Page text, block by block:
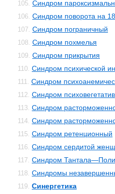
105. Синдром
106. Синдром поворота на
107. Синдром пограничный
108. Синдром похмелья
109. Синдром прикрытия
110. Синдром психической
111. Синдром
112. Синдром
113. Синдром
114. Синдром
115. Синдром ретенционный
116. Синдром сердитой
117. Синдром
118. Синдромы
119. Синергетика